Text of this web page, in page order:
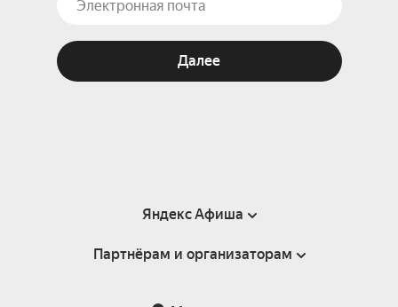
Далее
Яндекс Афиша
Справка
Партнёрам и организаторам